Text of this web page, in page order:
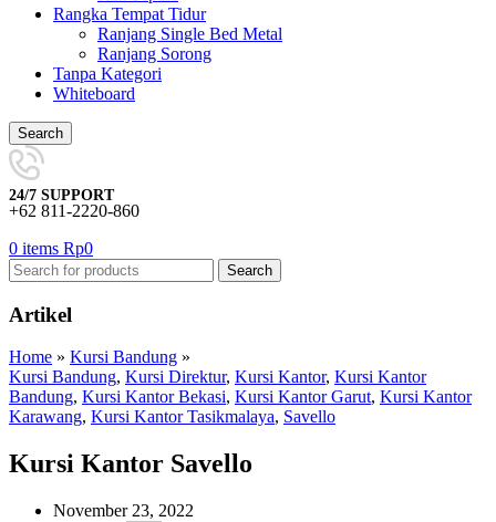
Rangka Tempat Tidur
Ranjang Single Bed Metal
Ranjang Sorong
Tanpa Kategori
Whiteboard
Search
24/7 SUPPORT
+62 811-2220-860
0 items Rp0
Search
Artikel
Home » Kursi Bandung »
Kursi Bandung, Kursi Direktur, Kursi Kantor, Kursi Kantor
Bandung, Kursi Kantor Bekasi, Kursi Kantor Garut, Kursi Kantor
Karawang, Kursi Kantor Tasikmalaya, Savello
Kursi Kantor Savello
November 23, 2022